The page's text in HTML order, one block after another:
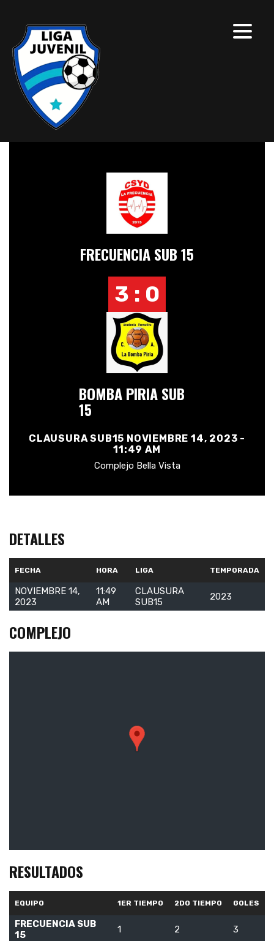
FRECUENCIA SUB 15
3 : 0
BOMBA PIRIA SUB
15
CLAUSURA SUB15 NOVIEMBRE 14, 2023 -
11:49 AM
Complejo Bella Vista
DETALLES
FECHA HORA LIGA TEMPORADA
NOVIEMBRE 14,
2023
11:49
AM
CLAUSURA
SUB15
2023
COMPLEJO
RESULTADOS
EQUIPO 1ER TIEMPO 2DO TIEMPO GOLES
FRECUENCIA SUB
15
1 2 3